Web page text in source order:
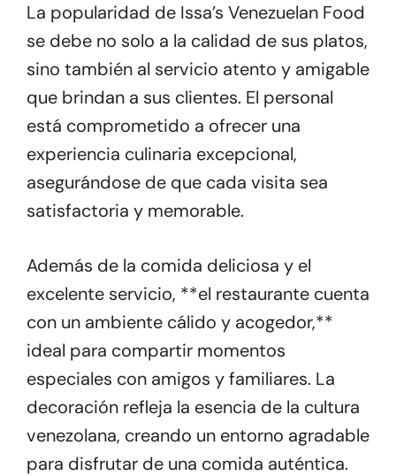
La popularidad de Issa’s Venezuelan Food
se debe no solo a la calidad de sus platos,
sino también al servicio atento y amigable
que brindan a sus clientes. El personal
está comprometido a ofrecer una
experiencia culinaria excepcional,
asegurándose de que cada visita sea
satisfactoria y memorable.
Además de la comida deliciosa y el
excelente servicio, **el restaurante cuenta
con un ambiente cálido y acogedor,**
ideal para compartir momentos
especiales con amigos y familiares. La
decoración refleja la esencia de la cultura
venezolana, creando un entorno agradable
para disfrutar de una comida auténtica.